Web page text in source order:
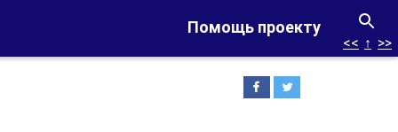
Помощь проекту
<< ↑ >>